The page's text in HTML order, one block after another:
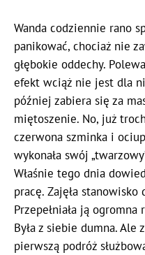
Wanda codziennie rano
panikować, chociaż nie
głębokie oddechy.
efekt wciąż nie jest dla
później zabiera się za
miętoszenie. No, już
czerwona szminka i
wykonała swój
Właśnie tego dnia
pracę. Zajęła
Przepełniała ją
Była z siebie dumna. Ale
pierwszą podróż